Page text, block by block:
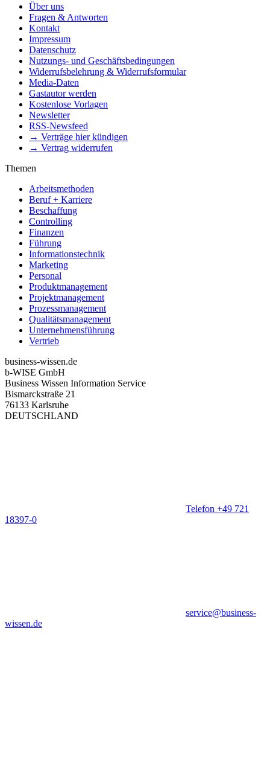
Über uns
Fragen & Antworten
Kontakt
Impressum
Datenschutz
Nutzungs- und Geschäftsbedingungen
Widerrufsbelehrung & Widerrufsformular
Media-Daten
Gastautor werden
Kostenlose Vorlagen
Newsletter
RSS-Newsfeed
→ Verträge hier kündigen
→ Vertrag widerrufen
Themen
Arbeitsmethoden
Beruf + Karriere
Beschaffung
Controlling
Finanzen
Führung
Informationstechnik
Marketing
Personal
Produktmanagement
Projektmanagement
Prozessmanagement
Qualitätsmanagement
Unternehmensführung
Vertrieb
business-wissen.de
b-WISE GmbH
Business Wissen Information Service
Bismarckstraße 21
76133 Karlsruhe
DEUTSCHLAND
Telefon +49 721
18397-0
service@business-
wissen.de